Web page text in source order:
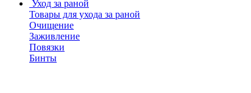
Уход за раной
Товары для ухода за раной
Очищение
Заживление
Повязки
Бинты